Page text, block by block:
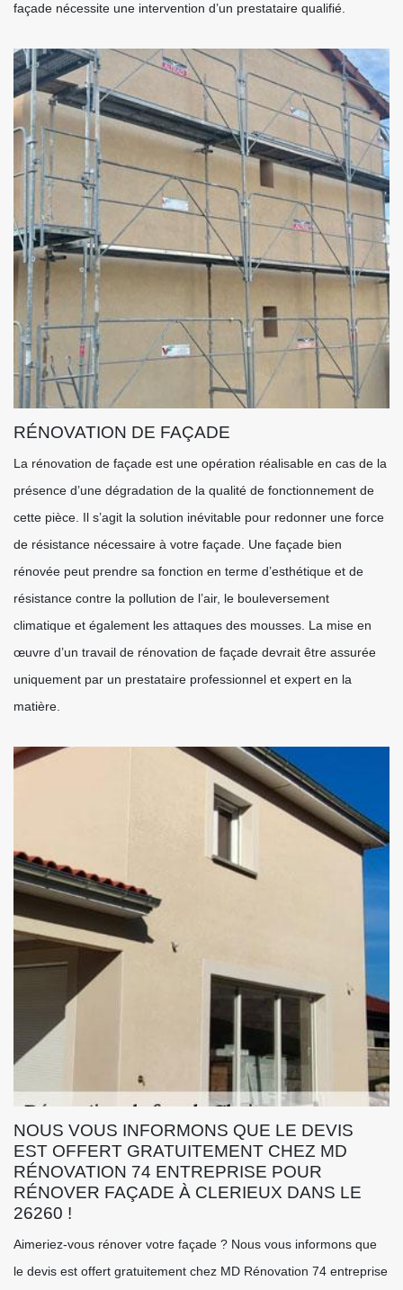
façade nécessite une intervention d’un prestataire qualifié.
RÉNOVATION DE FAÇADE
La rénovation de façade est une opération réalisable en cas de la
présence d’une dégradation de la qualité de fonctionnement de
cette pièce. Il s’agit la solution inévitable pour redonner une force
de résistance nécessaire à votre façade. Une façade bien
rénovée peut prendre sa fonction en terme d’esthétique et de
résistance contre la pollution de l’air, le bouleversement
climatique et également les attaques des mousses. La mise en
œuvre d’un travail de rénovation de façade devrait être assurée
uniquement par un prestataire professionnel et expert en la
matière.
NOUS VOUS INFORMONS QUE LE DEVIS
EST OFFERT GRATUITEMENT CHEZ MD
RÉNOVATION 74 ENTREPRISE POUR
RÉNOVER FAÇADE À CLERIEUX DANS LE
26260 !
Aimeriez-vous rénover votre façade ? Nous vous informons que
le devis est offert gratuitement chez MD Rénovation 74 entreprise